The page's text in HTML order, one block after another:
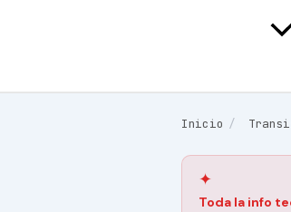
Inicio /
✦
Toda la info